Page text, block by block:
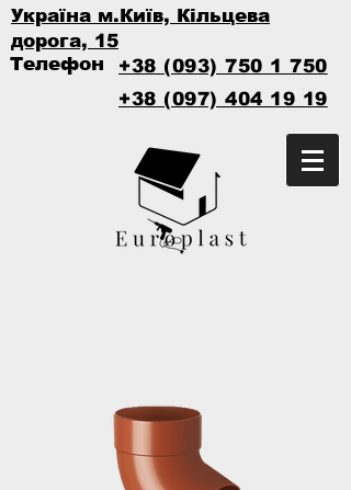
Телефон
Україна м.Київ, Кільцева
дорога, 15
+38 (093) 750 1 750
+38 (097) 404 19 19